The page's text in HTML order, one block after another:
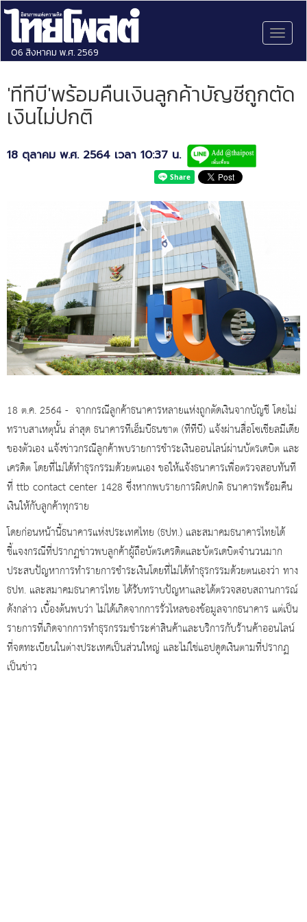
06 สิงหาคม พ.ศ. 2569
'ทีทีบี'พร้อมคืนเงินลูกค้าบัญชีถูกตัด
เงินไม่ปกติ
18 ตุลาคม พ.ศ. 2564 เวลา 10:37 น.
18 ต.ค. 2564 - จากกรณีลูกค้าธนาคารหลายแห่งถูกตัดเงินจากบัญชี โดยไม่
ทราบสาเหตุนั้น ล่าสุด ธนาคารทีเอ็มบีธนชาต (ทีทีบี) แจ้งผ่านสื่อโซเชียลมีเดีย
ของตัวเอง แจ้งข่าวกรณีลูกค้าพบรายการชำระเงินออนไลน์ผ่านบัตรเดบิต และ
เครดิต โดยที่ไม่ได้ทำธุรกรรมด้วยตนเอง ขอให้แจ้งธนาคารเพื่อตรวจสอบทันที
ที่ ttb contact center 1428 ซึ่งหากพบรายการผิดปกติ ธนาคารพร้อมคืน
เงินให้กับลูกค้าทุกราย
โดยก่อนหน้านี้ธนาคารแห่งประเทศไทย (ธปท.) และสมาคมธนาคารไทยได้
ชี้แจงกรณีที่ปรากฏข่าวพบลูกค้าผู้ถือบัตรเครดิตและบัตรเดบิตจำนวนมาก
ประสบปัญหาการทำรายการชำระเงินโดยที่ไม่ได้ทำธุรกรรมด้วยตนเองว่า ทาง
ธปท. และสมาคมธนาคารไทย ได้รับทราบปัญหาและได้ตรวจสอบสถานการณ์
ดังกล่าว เบื้องต้นพบว่า ไม่ได้เกิดจากการรั่วไหลของข้อมูลจากธนาคาร แต่เป็น
รายการที่เกิดจากการทำธุรกรรมชำระค่าสินค้าและบริการกับร้านค้าออนไลน์
ที่จดทะเบียนในต่างประเทศเป็นส่วนใหญ่ และไม่ใช่แอปดูดเงินตามที่ปรากฏ
เป็นข่าว